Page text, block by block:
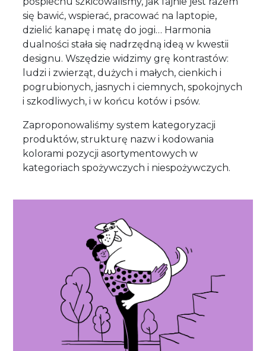
się bawić, wspierać, pracować na laptopie,
dzielić kanapę i matę do jogi… Harmonia
dualności stała się nadrzędną ideą w kwestii
designu. Wszędzie widzimy grę kontrastów:
ludzi i zwierząt, dużych i małych, cienkich i
pogrubionych, jasnych i ciemnych, spokojnych
i szkodliwych, i w końcu kotów i psów.
Zaproponowaliśmy system kategoryzacji
produktów, strukturę nazw i kodowania
kolorami pozycji asortymentowych w
kategoriach spożywczych i niespożywczych.